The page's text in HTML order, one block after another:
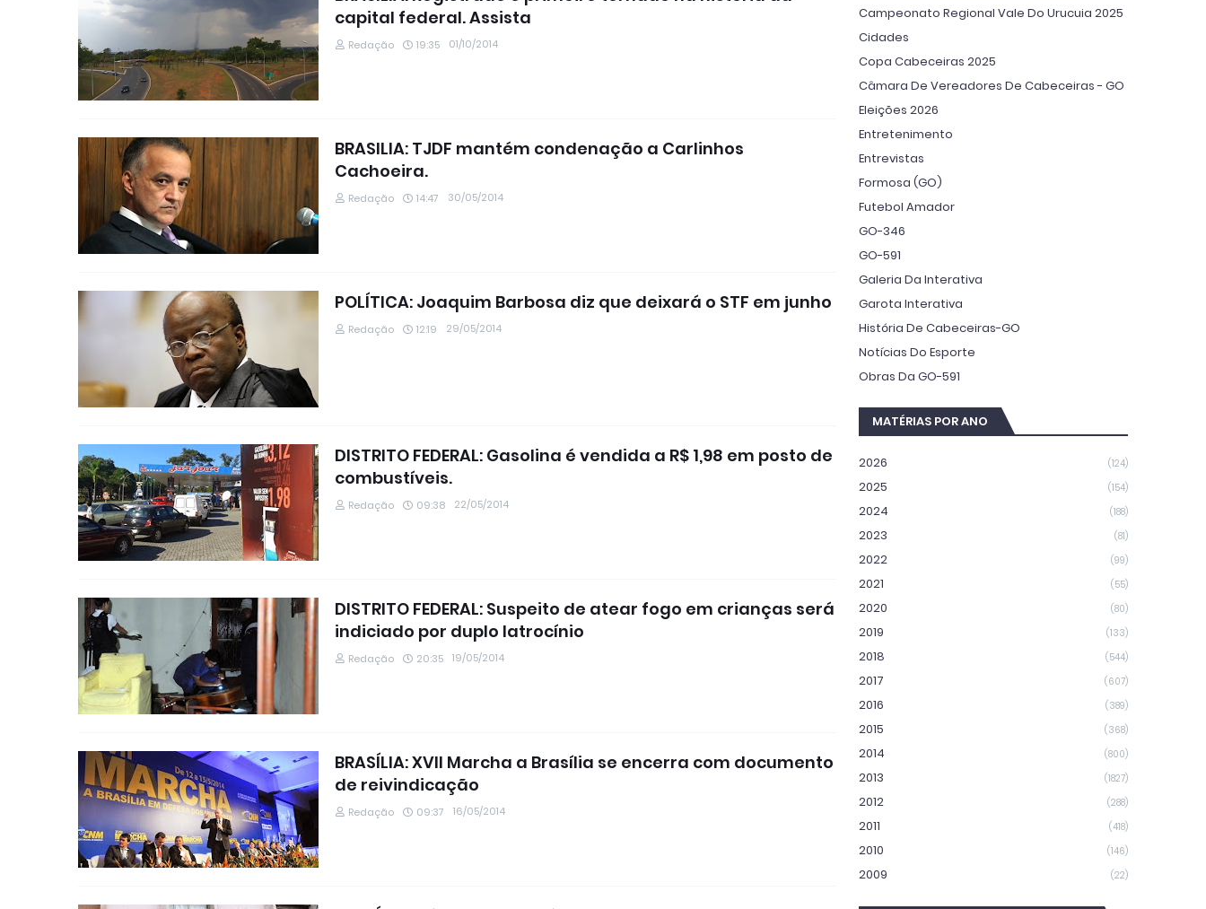
capital federal. Assista
Redação 19:35 01/10/2014
BRASILIA: TJDF mantém condenação a Carlinhos
Cachoeira.
Redação 14:47 30/05/2014
POLÍTICA: Joaquim Barbosa diz que deixará o STF em junho
Redação 12:19 29/05/2014
DISTRITO FEDERAL: Gasolina é vendida a R$ 1,98 em posto de
combustíveis.
Redação 09:38 22/05/2014
DISTRITO FEDERAL: Suspeito de atear fogo em crianças será
indiciado por duplo latrocínio
Redação 20:35 19/05/2014
BRASÍLIA: XVII Marcha a Brasília se encerra com documento
de reivindicação
Redação 09:37 16/05/2014
Campeonato Regional Vale Do Urucuia 2025
Cidades
Copa Cabeceiras 2025
Câmara De Vereadores De Cabeceiras - GO
Eleições 2026
Entretenimento
Entrevistas
Formosa (GO)
Futebol Amador
GO-346
GO-591
Galeria Da Interativa
Garota Interativa
História De Cabeceiras-GO
Notícias Do Esporte
Obras Da GO-591
MATÉRIAS POR ANO
2026 (124)
2025 (154)
2024 (188)
2023 (81)
2022 (99)
2021 (55)
2020 (80)
2019 (133)
2018 (544)
2017 (607)
2016 (389)
2015 (368)
2014 (800)
2013 (1827)
2012 (288)
2011 (418)
2010 (146)
2009 (22)